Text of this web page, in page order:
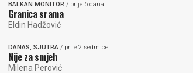
BALKAN MONITOR / prije 6 dana
Granica srama
Eldin Hadžović
DANAS, SJUTRA / prije 2 sedmice
Nije za smjeh
Milena Perović